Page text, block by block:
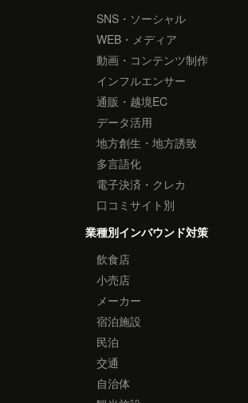
SNS・ソーシャル
WEB・メディア
動画・コンテンツ制作
インフルエンサー
通販・越境EC
データ活用
地方創生・地方誘致
多言語化
電子決済・クレカ
口コミサイト別
業種別インバウンド対策
飲食店
小売店
メーカー
宿泊施設
民泊
交通
自治体